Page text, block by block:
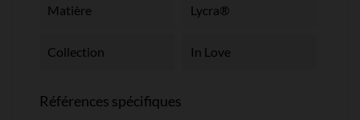
Matière Lycra®
Collection In Love
Références spécifiques